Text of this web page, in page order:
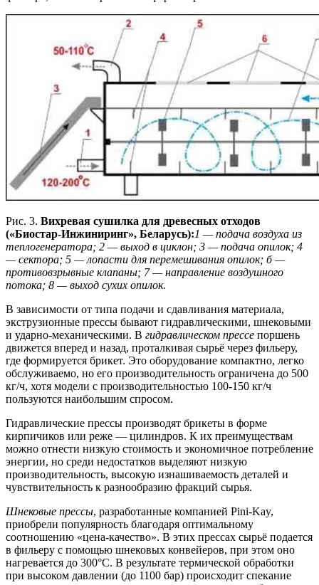
Рис. 3. Вихревая сушилка для древесных отходов
(«Биостар-Инжиниринг», Беларусь):1 — подача воздуха из
теплогенератора; 2 — выход в циклон; 3 — подача опилок; 4
— сектора; 5 — лопасти для перемешивания опилок; б —
противовзрывные клапаны; 7 — направление воздушного
потока; 8 — выход сухих опилок.
В зависимости от типа подачи и сдавливания материала,
экструзионные прессы бывают гидравлическими, шнековыми
и ударно-механическими. В гидравлическом прессе поршень
движется вперед и назад, проталкивая сырьё через фильеру,
где формируется брикет. Это оборудование компактно, легко
обслуживаемо, но его производительность ограничена до 500
кг/ч, хотя модели с производительностью 100-150 кг/ч
пользуются наибольшим спросом.
Гидравлические прессы производят брикеты в форме
кирпичиков или реже — цилиндров. К их преимуществам
можно отнести низкую стоимость и экономичное потребление
энергии, но среди недостатков выделяют низкую
производительность, высокую изнашиваемость деталей и
чувствительность к разнообразию фракций сырья.
Шнековые прессы, разработанные компанией Pini-Kay,
приобрели популярность благодаря оптимальному
соотношению «цена-качество». В этих прессах сырьё подается
в фильеру с помощью шнековых конвейеров, при этом оно
нагревается до 300°С. В результате термической обработки
при высоком давлении (до 1100 бар) происходит спекание